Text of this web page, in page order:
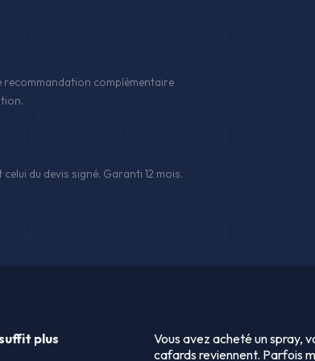
recommandation complémentaire
du devis signé. Garanti 12 mois.
plus
Vous avez acheté un spray,
cafards reviennent. Parfois